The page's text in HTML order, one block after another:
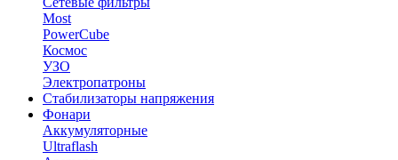
Most
PowerCube
Космос
УЗО
Электропатроны
Стабилизаторы напряжения
Фонари
Аккумуляторные
Ultraflash